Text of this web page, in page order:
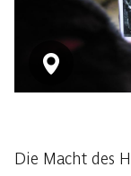
Die Macht des